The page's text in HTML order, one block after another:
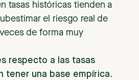
tasas históricas tienden a
el riesgo real de
de forma muy
respecto a las tasas
tener una base empírica.